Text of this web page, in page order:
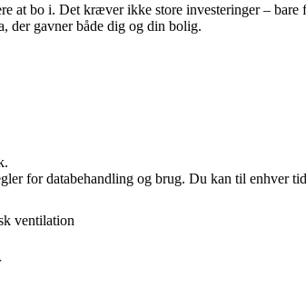
at bo i. Det kræver ikke store investeringer –
der gavner både dig og din bolig.
for databehandling og brug. Du kan til enhver
ventilation